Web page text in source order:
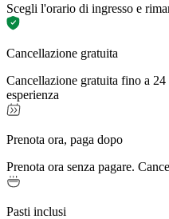
Scegli l'orario di ingresso e
Cancellazione gratuita
Cancellazione gratuita fino a
esperienza
Prenota ora, paga dopo
Prenota ora senza pagare.
Pasti inclusi